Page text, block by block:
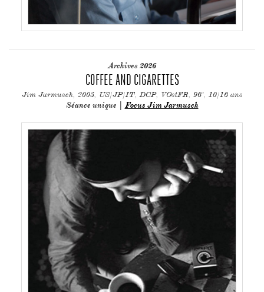
Archives 2026
COFFEE AND CIGARETTES
Jim Jarmusch, 2003, US/JP/IT, DCP, VOstFR, 96', 10/16 ans
Séance unique | Focus Jim Jarmusch